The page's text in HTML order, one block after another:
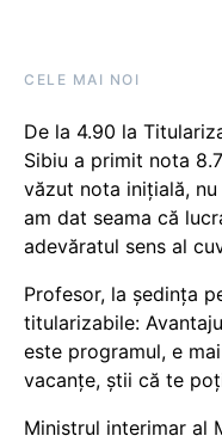
CELE MAI NOI
De la 4.90 la
Sibiu a primit nota
văzut nota inițială,
am dat seama că
adevăratul sens al
Profesor, la ședința
titularizabile:
este programul, e
vacanţe, știi că te
Ministrul interimar al